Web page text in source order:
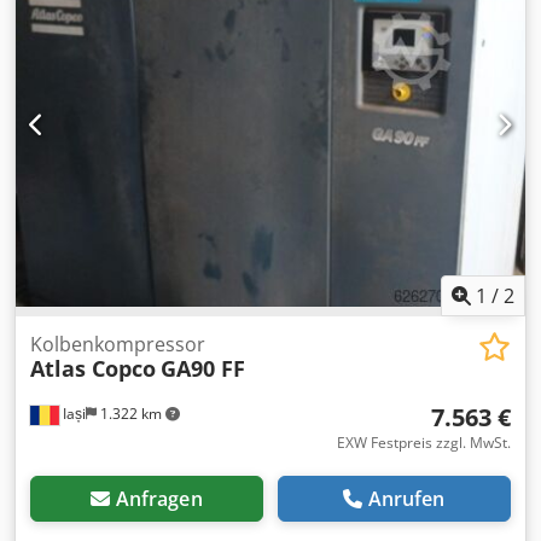
1 /2
Iași 1.322 km
Kolbenkompressor
Atlas Copco GA90 FF
7.563 €
EXW Festpreis zzgl. MwSt.
Anfragen Anrufen